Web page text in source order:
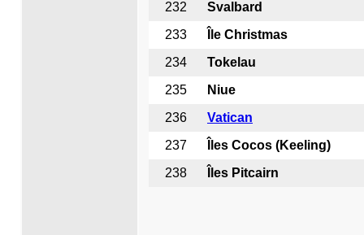
232
Svalbard
233
Île Christmas
234
Tokelau
235
Niue
236
Vatican
237
Îles Cocos (Keeling)
238
Îles Pitcairn